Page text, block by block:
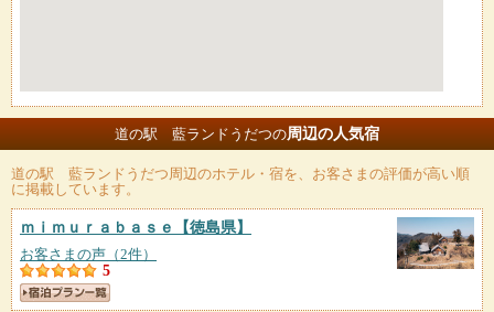
道の駅 藍ランドうだつの周辺の人気宿
道の駅 藍ランドうだつ周辺のホテル・宿を、お客さまの評価が高い順
に掲載しています。
ｍｉｍｕｒａｂａｓｅ 【徳島県】
お客さまの声（2件）
5